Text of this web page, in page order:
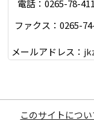
電話：0265-78-
ファクス：0265-
メールアドレス：
このサイトについ